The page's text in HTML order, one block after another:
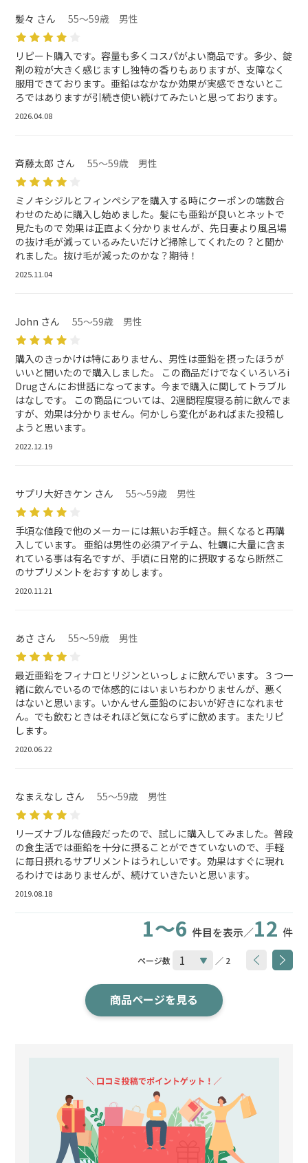
髪々 さん 55～59歳 男性
リピート購入です。容量も多くコスパがよい商品です。多少、錠
剤の粒が大きく感じますし独特の香りもありますが、支障なく
服用できております。亜鉛はなかなか効果が実感できないとこ
ろではありますが引続き使い続けてみたいと思っております。
2026.04.08
斉藤太郎 さん 55～59歳 男性
ミノキシジルとフィンペシアを購入する時にクーポンの端数合
わせのために購入し始めました。髪にも亜鉛が良いとネットで
見たもので 効果は正直よく分かりませんが、先日妻より風呂場
の抜け毛が減っているみたいだけど掃除してくれたの？と聞か
れました。抜け毛が減ったのかな？期待！
2025.11.04
John さん 55～59歳 男性
購入のきっかけは特にありません、男性は亜鉛を摂ったほうが
いいと聞いたので購入しました。 この商品だけでなくいろいろi
Drugさんにお世話になってます。今まで購入に関してトラブル
はなしです。 この商品については、2週間程度寝る前に飲んでま
すが、効果は分かりません。何かしら変化があればまた投稿し
ようと思います。
2022.12.19
サプリ大好きケン さん 55～59歳 男性
手頃な値段で他のメーカーには無いお手軽さ。無くなると再購
入しています。 亜鉛は男性の必須アイテム、牡蠣に大量に含ま
れている事は有名ですが、手頃に日常的に摂取するなら断然こ
のサプリメントをおすすめします。
2020.11.21
あさ さん 55～59歳 男性
最近亜鉛をフィナロとリジンといっしょに飲んでいます。３つ一
緒に飲んでいるので体感的にはいまいちわかりませんが、悪く
はないと思います。いかんせん亜鉛のにおいが好きになれませ
ん。でも飲むときはそれほど気にならずに飲めます。またリピ
します。
2020.06.22
なまえなし さん 55～59歳 男性
リーズナブルな値段だったので、試しに購入してみました。普段
の食生活では亜鉛を十分に摂ることができていないので、手軽
に毎日摂れるサプリメントはうれしいです。効果はすぐに現れ
るわけではありませんが、続けていきたいと思います。
2019.08.18
1～6 件目を表示／12 件
ページ数 ／ 2
商品ページを見る